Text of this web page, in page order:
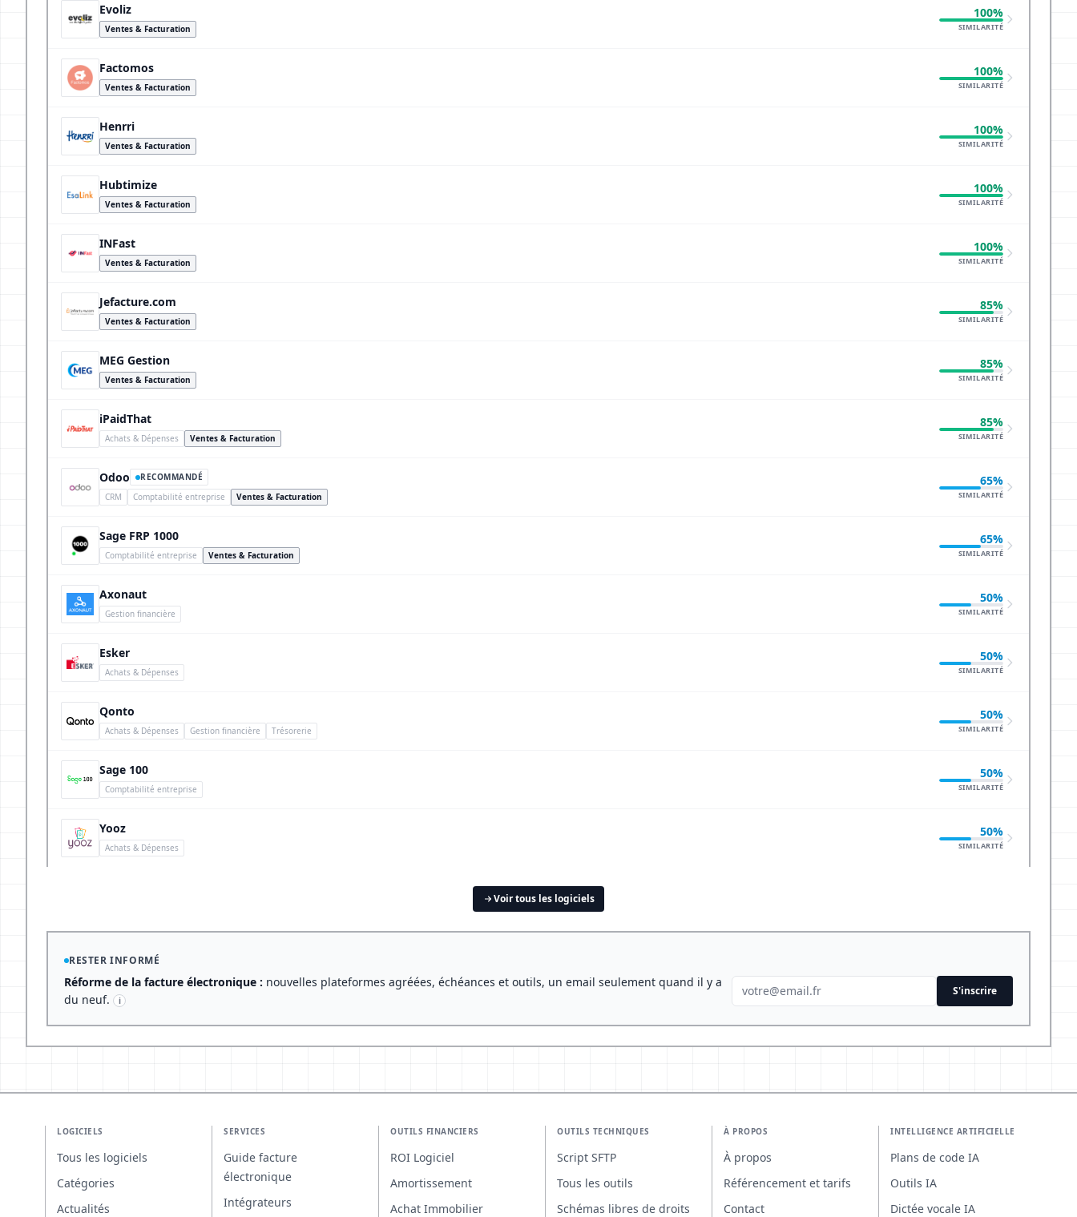
Evoliz
Ventes & Facturation
100%
SIMILARITÉ
Factomos
Ventes & Facturation
100%
SIMILARITÉ
Henrri
Ventes & Facturation
100%
SIMILARITÉ
Hubtimize
Ventes & Facturation
100%
SIMILARITÉ
INFast
Ventes & Facturation
100%
SIMILARITÉ
Jefacture.com
Ventes & Facturation
85%
SIMILARITÉ
MEG Gestion
Ventes & Facturation
85%
SIMILARITÉ
iPaidThat
Achats & Dépenses Ventes & Facturation
85%
SIMILARITÉ
Odoo
RECOMMANDÉ
CRM
Comptabilité entreprise Ventes & Facturation
65%
SIMILARITÉ
Sage FRP 1000
Comptabilité entreprise Ventes & Facturation
65%
SIMILARITÉ
Axonaut
Gestion financière
50%
SIMILARITÉ
Esker
Achats & Dépenses
50%
SIMILARITÉ
Qonto
Achats & Dépenses Gestion financière Trésorerie
50%
SIMILARITÉ
Sage 100
Comptabilité entreprise
50%
SIMILARITÉ
Yooz
Achats & Dépenses
50%
SIMILARITÉ
Voir tous les logiciels
RESTER INFORMÉ
Réforme de la facture électronique : nouvelles plateformes agréées, échéances et outils, un email seulement quand il y a
du neuf.
i
S'inscrire
LOGICIELS
Tous les logiciels
Catégories
Actualités
SERVICES
Guide facture
électronique
Intégrateurs
OUTILS FINANCIERS
ROI Logiciel
Amortissement
Achat Immobilier
OUTILS TECHNIQUES
Script SFTP
Tous les outils
Schémas libres de droits
À PROPOS
À propos
Référencement et tarifs
Contact
INTELLIGENCE ARTIFICIELLE
Plans de code IA
Outils IA
Dictée vocale IA